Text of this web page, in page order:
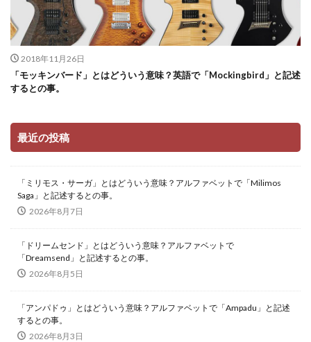
2018年11月26日
「モッキンバード」とはどういう意味？英語で「Mockingbird」と記述
するとの事。
最近の投稿
「ミリモス・サーガ」とはどういう意味？アルファベットで「Milimos
Saga」と記述するとの事。
2026年8月7日
「ドリームセンド」とはどういう意味？アルファベットで
「Dreamsend」と記述するとの事。
2026年8月5日
「アンパドゥ」とはどういう意味？アルファベットで「Ampadu」と記述
するとの事。
2026年8月3日